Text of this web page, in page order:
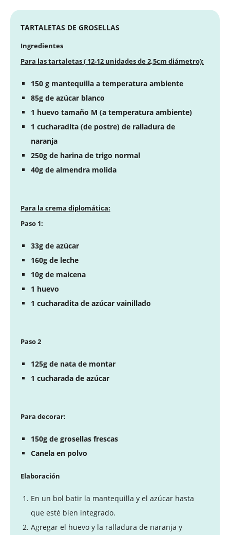
TARTALETAS DE GROSELLAS
Ingredientes
Para las tartaletas ( 12-12 unidades de 2,5cm diámetro):
150 g mantequilla a temperatura ambiente
85g de azúcar blanco
1 huevo tamaño M (a temperatura ambiente)
1 cucharadita (de postre) de ralladura de
naranja
250g de harina de trigo normal
40g de almendra molida
Para la crema diplomática:
Paso 1:
33g de azúcar
160g de leche
10g de maicena
1 huevo
1 cucharadita de azúcar vainillado
Paso 2
125g de nata de montar
1 cucharada de azúcar
Para decorar:
150g de grosellas frescas
Canela en polvo
Elaboración
En un bol batir la mantequilla y el azúcar hasta
que esté bien integrado.
Agregar el huevo y la ralladura de naranja y